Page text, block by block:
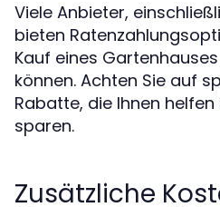
Viele Anbieter,
bieten
Kauf eines
können. Achten Sie auf
Rabatte, die Ihnen
sparen.
Zusätzliche